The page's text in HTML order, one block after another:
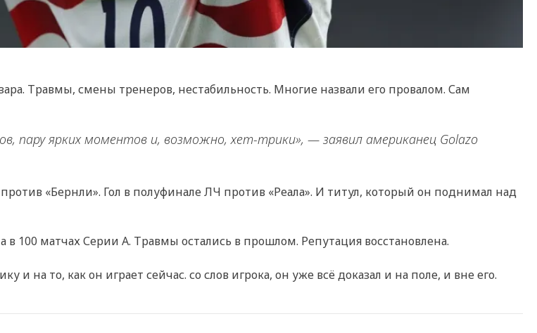
Травмы, смены тренеров, нестабильность. Многие назвали его провалом. Сам
пару ярких моментов и, возможно, хет-трики», — заявил американец Golazo
«Бернли». Гол в полуфинале ЛЧ против «Реала». И титул, который он поднимал над
100 матчах Серии А. Травмы остались в прошлом. Репутация восстановлена.
на то, как он играет сейчас. со слов игрока, он уже всё доказал и на поле, и вне его.